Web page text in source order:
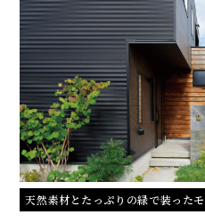
天然素材とたっぷりの緑で装った